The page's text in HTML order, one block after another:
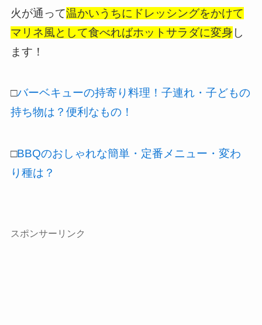
火が通って温かいうちにドレッシングをかけて
マリネ風として食べればホットサラダに変身 し
ます！
□バーベキューの持寄り料理！子連れ・子どもの
持ち物は？便利なもの！
□BBQのおしゃれな簡単・定番メニュー・変わ
り種は？
スポンサーリンク